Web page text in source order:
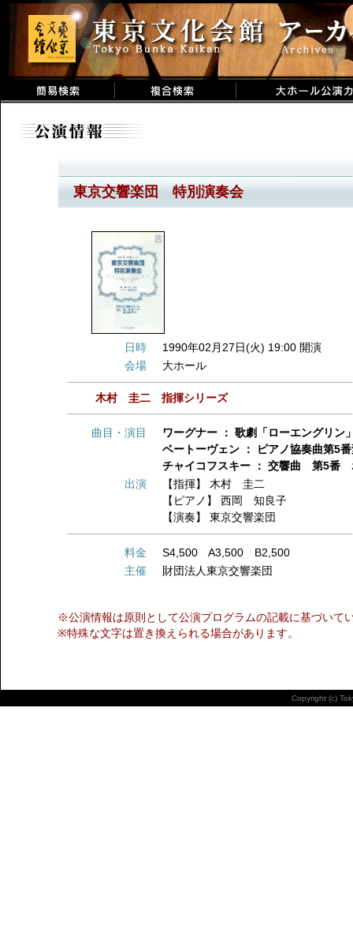
東京交響楽団 特別演奏会
日時
1990年02月27日(火) 19:00 開演
会場
大ホール
木村 圭二 指揮シリーズ
曲目・演目
ワーグナー ： 歌劇「ローエングリン
ベートーヴェン ： ピアノ協奏曲第5
チャイコフスキー ： 交響曲 第5
出演
【指揮】 木村 圭二
【ピアノ】西岡 知良子
【演奏】東京交響楽団
料金
S4,500 A3,500 B2,500
主催
財団法人東京交響楽団
※公演情報は原則として公演プログラムの記載に基づいて
※特殊な文字は置き換えられる場合があります。
Copyright (c)